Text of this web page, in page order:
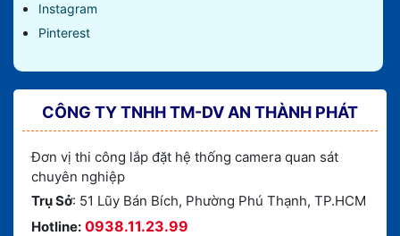
Instagram
Pinterest
CÔNG TY TNHH TM-DV AN THÀNH PHÁT
Đơn vị thi công lắp đặt hệ thống camera quan sát
chuyên nghiệp
Trụ Sở: 51 Lũy Bán Bích, Phường Phú Thạnh, TP.HCM
Hotline: 0938.11.23.99